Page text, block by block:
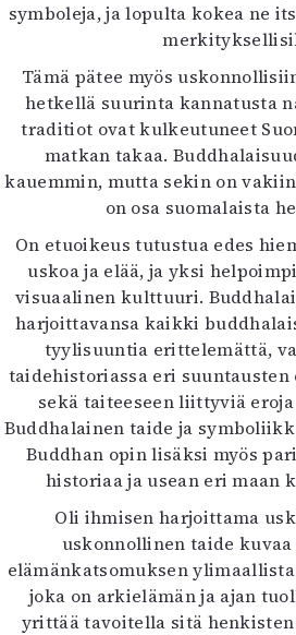
symboleja, ja lopulta kokea ne
Tämä pätee myös
hetkellä suurinta kannatusta
traditiot ovat kulkeutuneet
matkan takaa.
kauemmin, mutta sekin on
on osa suomalaista
On etuoikeus tutustua edes
uskoa ja elää, ja yksi
visuaalinen kulttuuri.
harjoittavansa kaikki
tyylisuuntia erittelemättä,
taidehistoriassa eri
sekä taiteeseen liittyviä
Buddhalainen taide ja
Buddhan opin lisäksi myös
historiaa ja usean eri maan
Oli ihmisen harjoittama
uskonnollinen taide
elämänkatsomuksen
joka on arkielämän ja ajan
yrittää tavoitella sitä